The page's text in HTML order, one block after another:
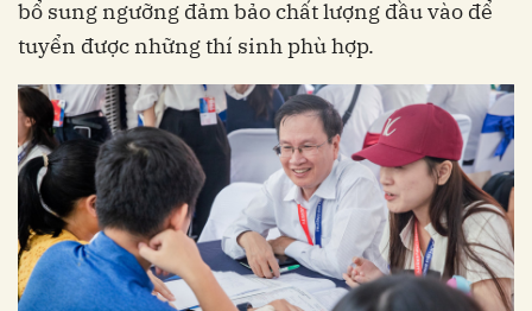
bổ sung ngưỡng đảm bảo chất lượng đầu vào để
tuyển được những thí sinh phù hợp.